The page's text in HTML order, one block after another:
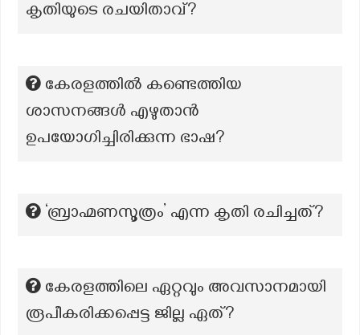
കൃതിയുടെ രചയിതാവ്?
കേരളത്തിൽ കണ്ടെത്തിയ
ശാസനങ്ങൾ എഴുതാൻ
ഉപയോഗിച്ചിരിക്കുന്ന ഭാഷ?
‘ബ്രാഹ്മണസൂത്രം’ എന്ന കൃതി രചിച്ചത്?
കേരളത്തിലെ ഏറ്റവും അവസാനമായി
രൂപീകരിക്കപ്പെട്ട ജില്ല ഏത്?